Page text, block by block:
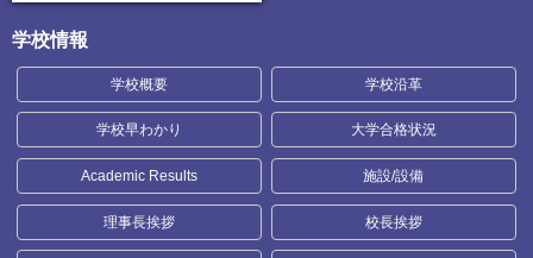
学校情報
学校概要 学校沿革
学校早わかり 大学合格状況
Academic Results 施設/設備
理事長挨拶 校長挨拶